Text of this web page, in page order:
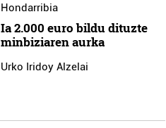
Hondarribia
Ia 2.000 euro bildu dituzte
minbiziaren aurka
Urko Iridoy Alzelai